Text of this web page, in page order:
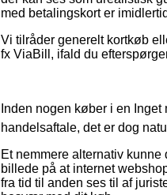
med betalingskort er
Vi tilråder generelt kortkøb
fx ViaBill, ifald du
Inden nogen køber i en
handelsaftale, det er dog
Et nemmere alternativ
billede på at internet
fra tid til anden ses til af